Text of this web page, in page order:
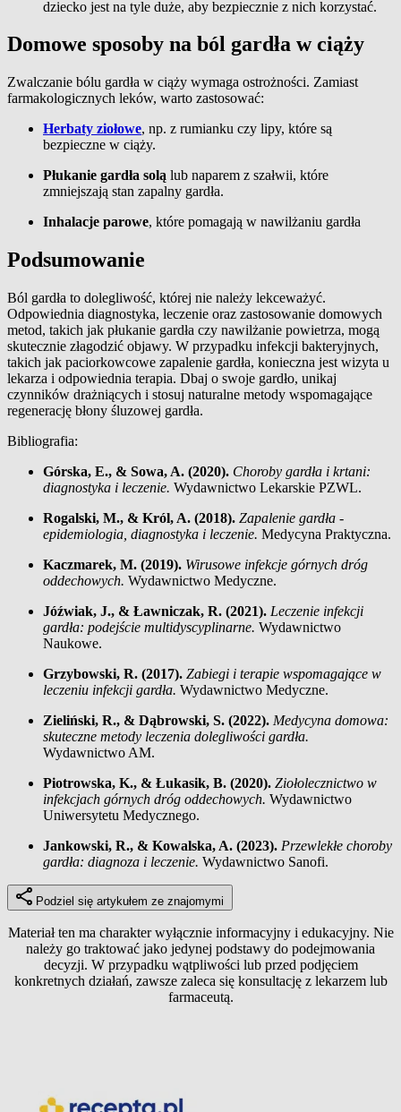
dziecko jest na tyle duże, aby bezpiecznie z nich korzystać.
Domowe sposoby na ból gardła w ciąży
Zwalczanie bólu gardła w ciąży wymaga ostrożności. Zamiast
farmakologicznych leków, warto zastosować:
Herbaty ziołowe, np. z rumianku czy lipy, które są
bezpieczne w ciąży.
Płukanie gardła solą lub naparem z szałwii, które
zmniejszają stan zapalny gardła.
Inhalacje parowe, które pomagają w nawilżaniu gardła
Podsumowanie
Ból gardła to dolegliwość, której nie należy lekceważyć.
Odpowiednia diagnostyka, leczenie oraz zastosowanie domowych
metod, takich jak płukanie gardła czy nawilżanie powietrza, mogą
skutecznie złagodzić objawy. W przypadku infekcji bakteryjnych,
takich jak paciorkowcowe zapalenie gardła, konieczna jest wizyta u
lekarza i odpowiednia terapia. Dbaj o swoje gardło, unikaj
czynników drażniących i stosuj naturalne metody wspomagające
regenerację błony śluzowej gardła.
Bibliografia:
Górska, E., & Sowa, A. (2020). Choroby gardła i krtani:
diagnostyka i leczenie. Wydawnictwo Lekarskie PZWL.
Rogalski, M., & Król, A. (2018). Zapalenie gardła -
epidemiologia, diagnostyka i leczenie. Medycyna Praktyczna.
Kaczmarek, M. (2019). Wirusowe infekcje górnych dróg
oddechowych. Wydawnictwo Medyczne.
Jóźwiak, J., & Ławniczak, R. (2021). Leczenie infekcji
gardła: podejście multidyscyplinarne. Wydawnictwo
Naukowe.
Grzybowski, R. (2017). Zabiegi i terapie wspomagające w
leczeniu infekcji gardła. Wydawnictwo Medyczne.
Zieliński, R., & Dąbrowski, S. (2022). Medycyna domowa:
skuteczne metody leczenia dolegliwości gardła.
Wydawnictwo AM.
Piotrowska, K., & Łukasik, B. (2020). Ziołolecznictwo w
infekcjach górnych dróg oddechowych. Wydawnictwo
Uniwersytetu Medycznego.
Jankowski, R., & Kowalska, A. (2023). Przewlekłe choroby
gardła: diagnoza i leczenie. Wydawnictwo Sanofi.
Podziel się artykułem ze znajomymi
Materiał ten ma charakter wyłącznie informacyjny i edukacyjny. Nie
należy go traktować jako jedynej podstawy do podejmowania
decyzji. W przypadku wątpliwości lub przed podjęciem
konkretnych działań, zawsze zaleca się konsultację z lekarzem lub
farmaceutą.